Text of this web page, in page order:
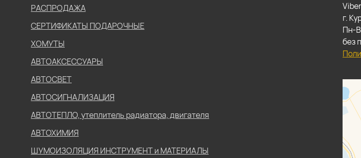
РАСПРОДАЖА
СЕРТИФИКАТЫ ПОДАРОЧНЫЕ
ХОМУТЫ
АВТОАКСЕССУАРЫ
АВТОСВЕТ
АВТОСИГНАЛИЗАЦИЯ
АВТОТЕПЛО, утеплитель радиатора, двигателя
АВТОХИМИЯ
ШУМОИЗОЛЯЦИЯ ИНСТРУМЕНТ и МАТЕРИАЛЫ
г.
Пн-
без